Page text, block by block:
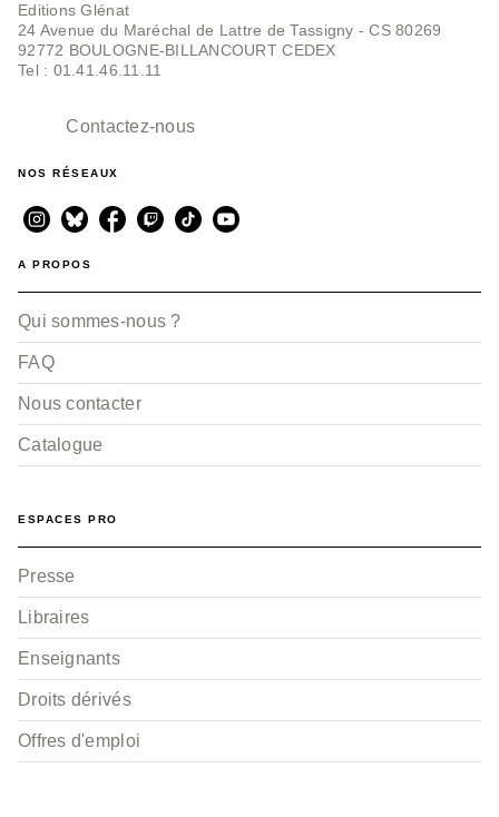
Editions Glénat
24 Avenue du Maréchal de Lattre de Tassigny - CS 80269
92772 BOULOGNE-BILLANCOURT CEDEX
Tel : 01.41.46.11.11
Contactez-nous
NOS RÉSEAUX
A PROPOS
Qui sommes-nous ?
FAQ
Nous contacter
Catalogue
ESPACES PRO
Presse
Libraires
Enseignants
Droits dérivés
Offres d'emploi